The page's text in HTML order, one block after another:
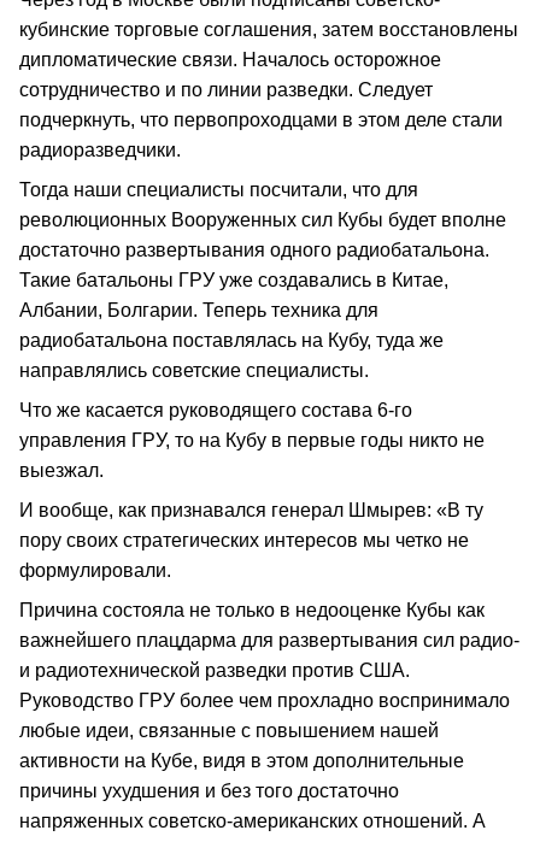
кубинские торговые соглашения, затем восстановлены
дипломатические связи. Началось осторожное
сотрудничество и по линии разведки. Следует
подчеркнуть, что первопроходцами в этом деле стали
радиоразведчики.
Тогда наши специалисты посчитали, что для
революционных Вооруженных сил Кубы будет вполне
достаточно развертывания одного радиобатальона.
Такие батальоны ГРУ уже создавались в Китае,
Албании, Болгарии. Теперь техника для
радиобатальона поставлялась на Кубу, туда же
направлялись советские специалисты.
Что же касается руководящего состава 6-го
управления ГРУ, то на Кубу в первые годы никто не
выезжал.
И вообще, как признавался генерал Шмырев: «В ту
пору своих стратегических интересов мы четко не
формулировали.
Причина состояла не только в недооценке Кубы как
важнейшего плацдарма для развертывания сил радио-
и радиотехнической разведки против США.
Руководство ГРУ более чем прохладно воспринимало
любые идеи, связанные с повышением нашей
активности на Кубе, видя в этом дополнительные
причины ухудшения и без того достаточно
напряженных советско-американских отношений. А